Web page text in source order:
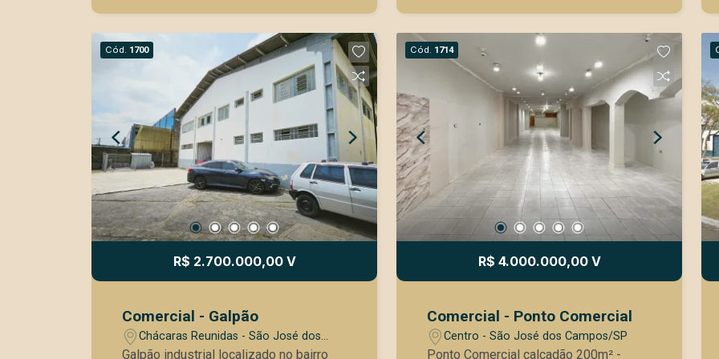
Cód. 1700
R$ 2.700.000,00 V
Comercial - Galpão
Chácaras Reunidas - São José dos
Campos/SP
Galpão industrial localizado no bairro
Cód. 1714
R$ 4.000.000,00 V
Comercial - Ponto Comercial
Centro - São José dos Campos/SP
Ponto Comercial calçadão 200m² -